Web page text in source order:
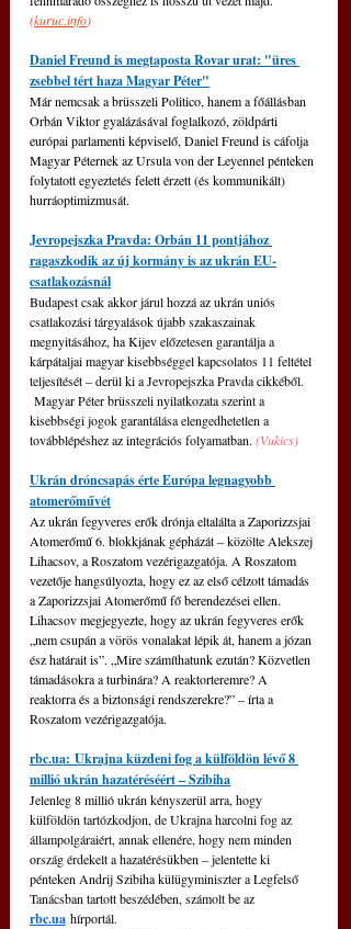
(kuruc.info)
Daniel Freund is megtaposta Rovar urat: "üres
zsebbel tért haza Magyar Péter"
Már nemcsak a brüsszeli Politico, hanem a főállásban
Orbán Viktor gyalázásával foglalkozó, zöldpárti
európai parlamenti képviselő, Daniel Freund is cáfolja
Magyar Péternek az Ursula von der Leyennel pénteken
folytatott egyeztetés felett érzett (és kommunikált)
hurráoptimizmusát.
Jevropejszka Pravda: Orbán 11 pontjához
ragaszkodik az új kormány is az ukrán EU-
csatlakozásnál
Budapest csak akkor járul hozzá az ukrán uniós
csatlakozási tárgyalások újabb szakaszainak
megnyitásához, ha Kijev előzetesen garantálja a
kárpátaljai magyar kisebbséggel kapcsolatos 11 feltétel
teljesítését – derül ki a Jevropejszka Pravda cikkéből.
Magyar Péter brüsszeli nyilatkozata szerint a
kisebbségi jogok garantálása elengedhetetlen a
továbblépéshez az integrációs folyamatban. (Vukics)
Ukrán dróncsapás érte Európa legnagyobb
atomerőművét
Az ukrán fegyveres erők drónja eltalálta a Zaporizzsjai
Atomerőmű 6. blokkjának gépházát – közölte Alekszej
Lihacsov, a Roszatom vezérigazgatója. A Roszatom
vezetője hangsúlyozta, hogy ez az első célzott támadás
a Zaporizzsjai Atomerőmű fő berendezései ellen.
Lihacsov megjegyezte, hogy az ukrán fegyveres erők
„nem csupán a vörös vonalakat lépik át, hanem a józan
ész határait is”. „Mire számíthatunk ezután? Közvetlen
támadásokra a turbinára? A reaktorteremre? A
reaktorra és a biztonsági rendszerekre?” – írta a
Roszatom vezérigazgatója.
rbc.ua: Ukrajna küzdeni fog a külföldön lévő 8
millió ukrán hazatéréséért – Szibiha
Jelenleg 8 millió ukrán kényszerül arra, hogy
külföldön tartózkodjon, de Ukrajna harcolni fog az
állampolgáraiért, annak ellenére, hogy nem minden
ország érdekelt a hazatérésükben – jelentette ki
pénteken Andrij Szibiha külügyminiszter a Legfelső
Tanácsban tartott beszédében, számolt be az
rbc.ua hírportál.